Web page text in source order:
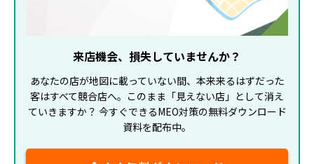
来店機会、損失していませんか？
あなたの店が地図に載っていない間、本来来るはずだった
客はすべて競合店へ。このまま「見えない店」として消え
ていきますか？ 今すぐできるMEO対策の無料ダウンロード
資料を配布中。